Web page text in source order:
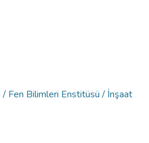
Fen Bilimleri Enstitüsü / İnşaat